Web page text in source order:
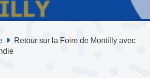
Retour sur la Foire de Montilly avec